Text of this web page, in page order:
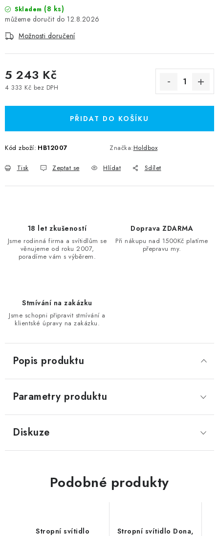
Skladem (8 ks)
12.8.2026
Možnosti doručení
5 243 Kč
4 333 Kč bez DPH
PŘIDAT DO KOŠÍKU
Kód zboží: HB12007 Značka:Holdbox
Tisk Zeptat se Hlídat Sdílet
18 let zkušeností
Jsme rodinná firma a svítidlům se
věnujeme od roku 2007,
poradíme vám s výběrem.
Doprava ZDARMA
Při nákupu nad 1500Kč platíme
přepravu my.
Stmívání na zakázku
Jsme schopni připravit stmívání a
klientské úpravy na zakázku.
Popis produktu
Parametry produktu
Diskuze
Podobné produkty
Stropní svítidlo Stropní svítidlo Dona,